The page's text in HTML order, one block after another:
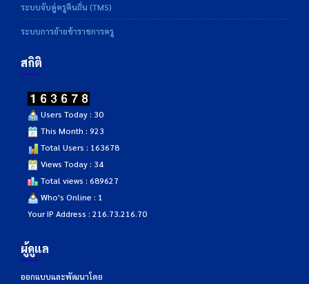
ระบบจับคู่ครูคืนถิ่น (TMS)
ระบบการย้ายข้าราชการครู
สถิติ
Users Today : 30
This Month : 923
Total Users : 163678
Views Today : 34
Total views : 689627
Who's Online : 1
Your IP Address : 216.73.216.70
ผู้ดูแล
ออกแบบและพัฒนาโดย